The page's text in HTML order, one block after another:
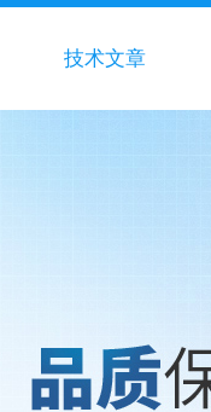
技术文章